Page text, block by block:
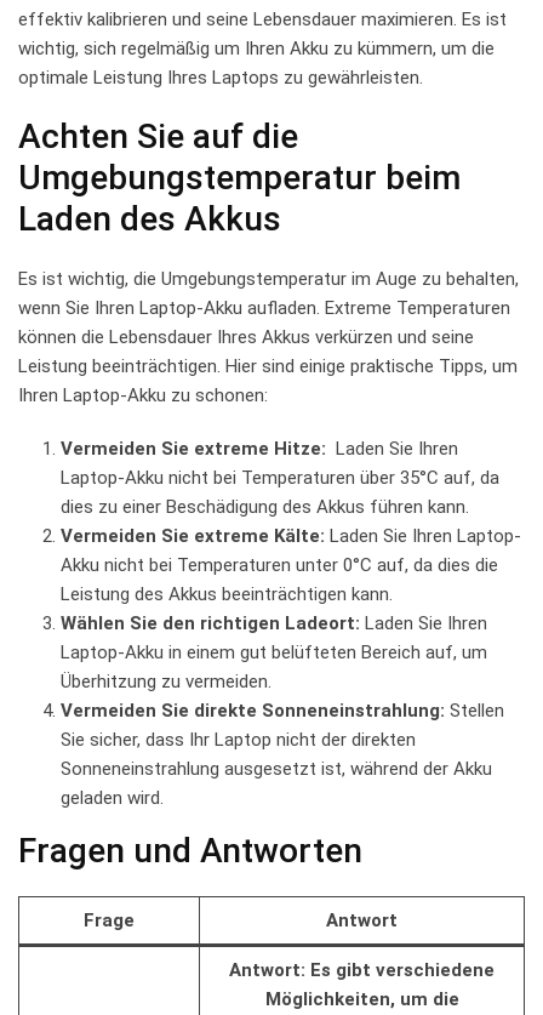
‌effektiv ⁤kalibrieren und⁢ seine ‌Lebensdauer maximieren. Es ist
‍wichtig, sich regelmäßig um Ihren Akku zu kümmern, um die
optimale Leistung ‌Ihres​ Laptops zu gewährleisten.
Achten Sie auf die
Umgebungstemperatur beim
Laden des Akkus
Es ist wichtig, die ⁣Umgebungstemperatur ⁢im Auge zu behalten,
wenn Sie ‍Ihren Laptop-Akku aufladen. Extreme Temperaturen
können⁤ die ⁤Lebensdauer Ihres ⁤Akkus verkürzen und ​seine
Leistung ‌beeinträchtigen. ⁢Hier sind einige ⁢praktische Tipps, um
Ihren ‌Laptop-Akku zu schonen:
Vermeiden Sie extreme⁤ Hitze: ⁤ Laden Sie Ihren
Laptop-Akku nicht bei Temperaturen über 35°C ⁤auf, ‌da
dies zu einer⁢ Beschädigung⁣ des Akkus ⁤führen kann.
Vermeiden Sie extreme Kälte: ‍Laden Sie Ihren Laptop-
Akku nicht ⁤bei ‍Temperaturen unter 0°C auf,⁣ da dies ‌die
Leistung des Akkus beeinträchtigen kann.
Wählen Sie den richtigen‍ Ladeort: Laden Sie⁤ Ihren‌
Laptop-Akku in einem gut‌ belüfteten Bereich auf, ⁢um​
Überhitzung⁢ zu vermeiden.
Vermeiden Sie direkte Sonneneinstrahlung: Stellen
Sie sicher, dass Ihr‍ Laptop nicht ‌der⁣ direkten
‍Sonneneinstrahlung⁤ ausgesetzt ist, während der Akku
geladen ⁤wird.
Fragen und‍ Antworten
Frage Antwort
Antwort: Es gibt verschiedene
‍Möglichkeiten, um ⁢die⁣